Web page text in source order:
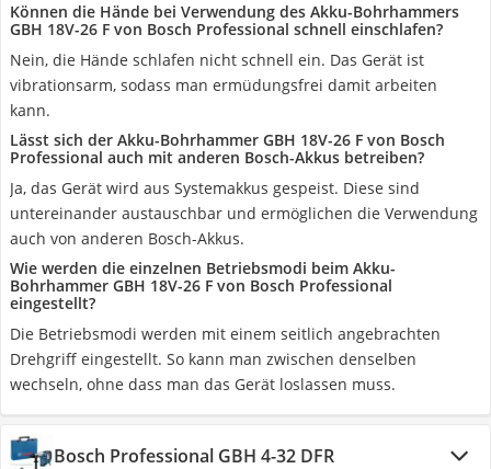
Können die Hände bei Verwendung des Akku-Bohrhammers
GBH 18V-26 F von Bosch Professional schnell einschlafen?
Nein, die Hände schlafen nicht schnell ein. Das Gerät ist
vibrationsarm, sodass man ermüdungsfrei damit arbeiten
kann.
Lässt sich der Akku-Bohrhammer GBH 18V-26 F von Bosch
Professional auch mit anderen Bosch-Akkus betreiben?
Ja, das Gerät wird aus Systemakkus gespeist. Diese sind
untereinander austauschbar und ermöglichen die Verwendung
auch von anderen Bosch-Akkus.
Wie werden die einzelnen Betriebsmodi beim Akku-
Bohrhammer GBH 18V-26 F von Bosch Professional
eingestellt?
Die Betriebsmodi werden mit einem seitlich angebrachten
Drehgriff eingestellt. So kann man zwischen denselben
wechseln, ohne dass man das Gerät loslassen muss.
Bosch Professional GBH 4-32 DFR